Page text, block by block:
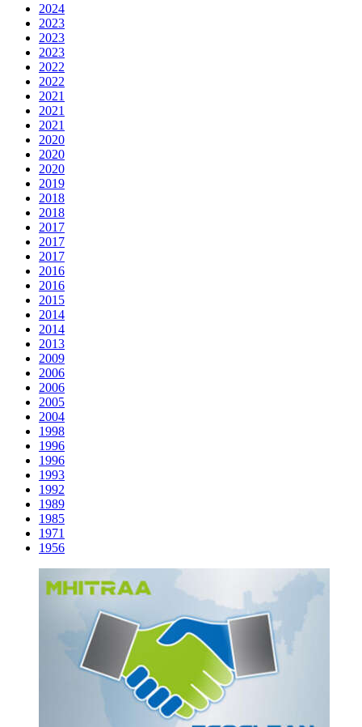
2024
2023
2023
2023
2022
2022
2021
2021
2021
2020
2020
2020
2019
2018
2018
2017
2017
2017
2016
2016
2015
2014
2014
2013
2009
2006
2006
2005
2004
1998
1996
1996
1993
1992
1989
1985
1971
1956